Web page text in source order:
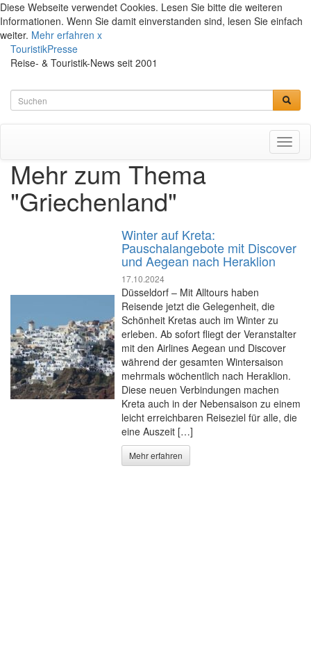
Diese Webseite verwendet Cookies. Lesen Sie bitte die weiteren
Informationen. Wenn Sie damit einverstanden sind, lesen Sie einfach
weiter. Mehr erfahren x
TouristikPresse
Reise- & Touristik-News seit 2001
Mehr zum Thema
"Griechenland"
Winter auf Kreta:
Pauschalangebote mit Discover
und Aegean nach Heraklion
17.10.2024
Düsseldorf – Mit Alltours haben
Reisende jetzt die Gelegenheit, die
Schönheit Kretas auch im Winter zu
erleben. Ab sofort fliegt der Veranstalter
mit den Airlines Aegean und Discover
während der gesamten Wintersaison
mehrmals wöchentlich nach Heraklion.
Diese neuen Verbindungen machen
Kreta auch in der Nebensaison zu einem
leicht erreichbaren Reiseziel für alle, die
eine Auszeit […]
Mehr erfahren